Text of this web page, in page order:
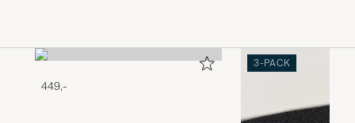
449,-
3-PACK